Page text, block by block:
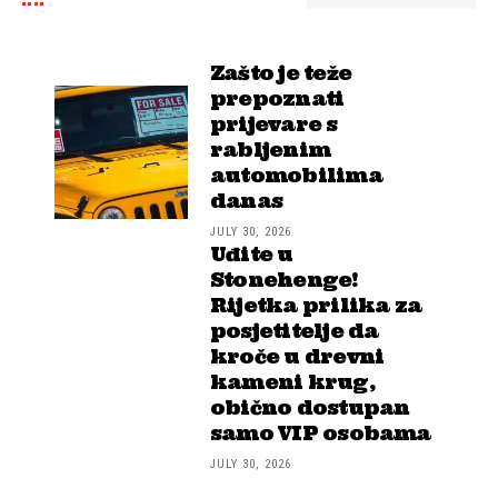
Zašto je teže
prepoznati
prijevare s
rabljenim
automobilima
danas
JULY 30, 2026
Uđite u
Stonehenge!
Rijetka prilika za
posjetitelje da
kroče u drevni
kameni krug,
obično dostupan
samo VIP osobama
JULY 30, 2026